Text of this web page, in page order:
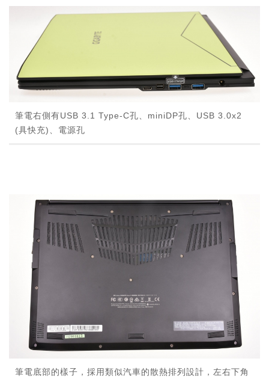
筆電右側有USB 3.1 Type-C孔、miniDP孔、USB 3.0x2
(具快充)、電源孔
筆電底部的樣子，採用類似汽車的散熱排列設計，左右下角